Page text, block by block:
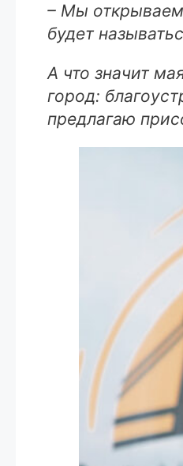
– Мы открываем
будет
А что значит
город:
предлагаю